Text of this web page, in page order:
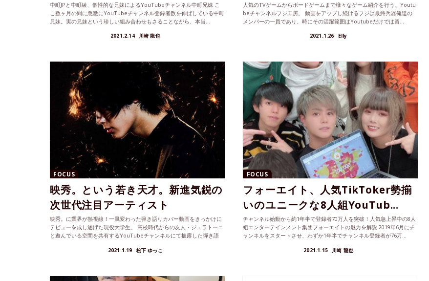
中町JPと中町綾、個性的な兄妹によるYouTubeチャンネル中町兄妹 こ
こ数ヶ月の間に急激にYouTubeチャンネル登録者数を伸ばしている中町
兄妹。実の兄妹という珍しい組み合わせもさることながら、本当...
2021.2.14 川崎 龍也
人気のTVゲームからボードゲームまで様々なゲーム紹介を行う、Youtu
beチャンネルフジ工房。 動画をアップし続けるフジは最終兵器俺達の
メンバーの一員であり、時にその活躍範囲はYoutubeだけでは留...
2021.1.26 Elly
FOCUS
映秀。という若き天才。新進気鋭の
次世代注目アーティスト
映秀。に業界が熱視線！一風変わった弾き語りカバー動画をきっかけに
デビューを成し遂げた現役大学生。 高校時代からの友人・ジェラトーニ
と遊んでいる空間を共有するYouTubeチャンネルにて披露した弾き語
2021.1.19 松下 ゆっこ
FOCUS
フォーエイト、人気TikToker勢揃
いのユニークな8人組YouTub...
チャンネル始動から約1年半で登録者70万人を突破！人気急上昇中の8人
組エンターテインメント集団フォーエイトの魅力を解説 2019年6月にチ
ャンネルをスタートさせ、わずか1年半でチャンネル登録者が76万...
2021.1.15 川崎 龍也